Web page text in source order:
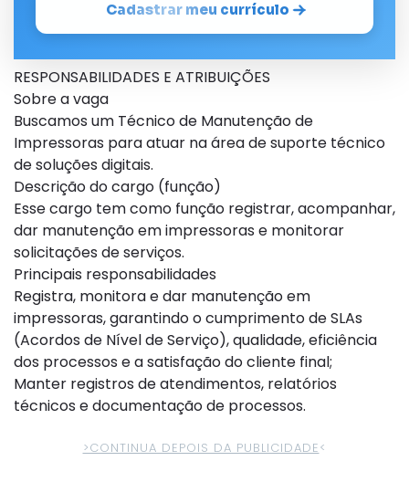
Cadastrar meu currículo
RESPONSABILIDADES E ATRIBUIÇÕES
Sobre a vaga
Buscamos um Técnico de Manutenção de
Impressoras para atuar na área de suporte técnico
de soluções digitais.
Descrição do cargo (função)
Esse cargo tem como função registrar, acompanhar,
dar manutenção em impressoras e monitorar
solicitações de serviços.
Principais responsabilidades
Registra, monitora e dar manutenção em
impressoras, garantindo o cumprimento de SLAs
(Acordos de Nível de Serviço), qualidade, eficiência
dos processos e a satisfação do cliente final;
Manter registros de atendimentos, relatórios
técnicos e documentação de processos.
>CONTINUA DEPOIS DA PUBLICIDADE<